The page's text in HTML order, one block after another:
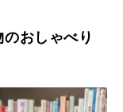
おしゃべり